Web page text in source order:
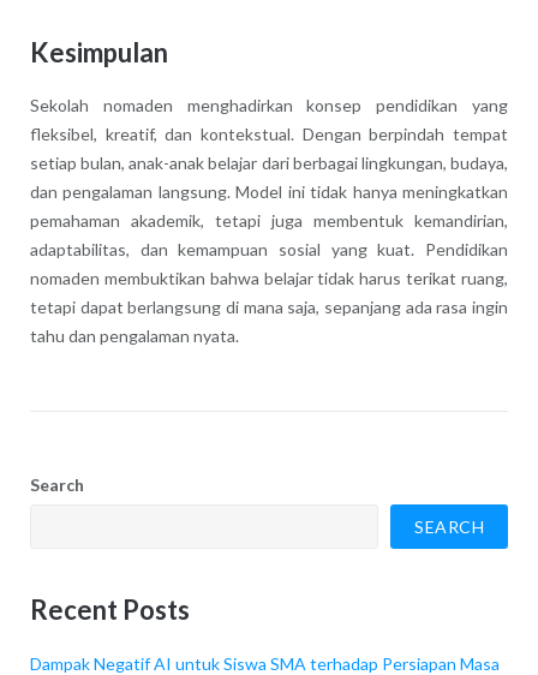
Kesimpulan
Sekolah nomaden menghadirkan konsep pendidikan yang
fleksibel, kreatif, dan kontekstual. Dengan berpindah tempat
setiap bulan, anak-anak belajar dari berbagai lingkungan, budaya,
dan pengalaman langsung. Model ini tidak hanya meningkatkan
pemahaman akademik, tetapi juga membentuk kemandirian,
adaptabilitas, dan kemampuan sosial yang kuat. Pendidikan
nomaden membuktikan bahwa belajar tidak harus terikat ruang,
tetapi dapat berlangsung di mana saja, sepanjang ada rasa ingin
tahu dan pengalaman nyata.
Search
SEARCH
Recent Posts
Dampak Negatif AI untuk Siswa SMA terhadap Persiapan Masa